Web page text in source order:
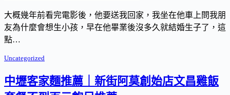
大概幾年前看完電影後，他要送我回家，我坐在他車上問我朋
友為什麼會想生小孩，早在他畢業後沒多久就結婚生子了，這
點…
Uncategorized
中壢客家麵推薦｜新街阿莫創始店文昌雞飯